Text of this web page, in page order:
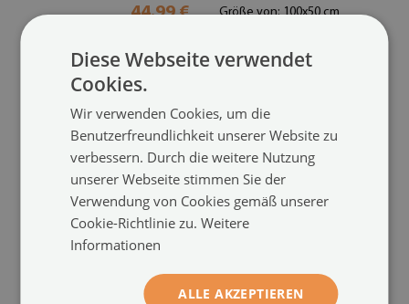
44.99 € Größe von: 100x50 cm
Leinwand-Bilder
Leuchtturm Steine Meer
Leinwand-Bilder
Tunnel Architektur
Diese Webseite verwendet
Cookies.
Wir verwenden Cookies, um die
Benutzerfreundlichkeit unserer Website zu
verbessern. Durch die weitere Nutzung
unserer Webseite stimmen Sie der
Verwendung von Cookies gemäß unserer
Cookie-Richtlinie zu.Weitere
Informationen
ALLE AKZEPTIEREN